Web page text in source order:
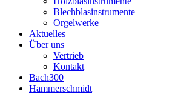
Blechblasinstrumente
Orgelwerke
Aktuelles
Über uns
Vertrieb
Kontakt
Bach300
Hammerschmidt